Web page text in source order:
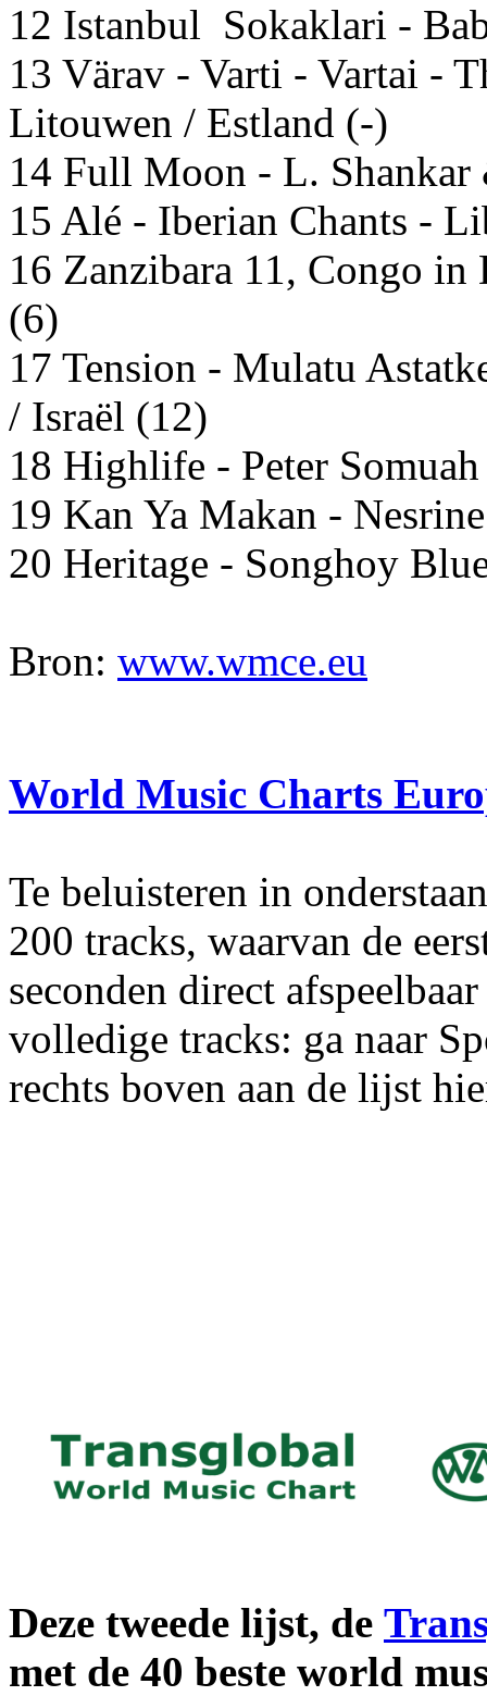
12 Istanbul Sokaklari -
13 Värav - Varti - Vartai -
Litouwen / Estland (-)
14 Full Moon - L.
15 Alé - Iberian Chants -
16 Zanzibara 11, Congo in
(6)
17 Tension - Mulatu
/ Israël (12)
18 Highlife - Peter Somuah
19 Kan Ya Makan -
20 Heritage - Songhoy
Bron: www.wmce.eu
World Music Charts
Te beluisteren in
200 tracks, waarvan de
seconden direct
volledige tracks: ga naar
rechts boven aan de lijst
Deze tweede lijst, de
met de 40 beste world